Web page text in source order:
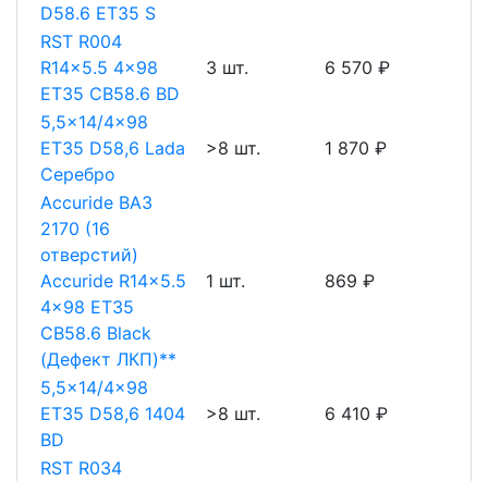
D58.6 ET35 S
RST R004
R14x5.5 4x98
ET35 CB58.6 BD
3 шт. 6 570 ₽
5,5x14/4x98
ET35 D58,6 Lada
Серебро
>8 шт. 1 870 ₽
Accuride ВАЗ
2170 (16
отверстий)
Accuride R14x5.5
4x98 ET35
CB58.6 Black
(Дефект ЛКП)**
1 шт. 869 ₽
5,5x14/4x98
ET35 D58,6 1404
BD
>8 шт. 6 410 ₽
RST R034